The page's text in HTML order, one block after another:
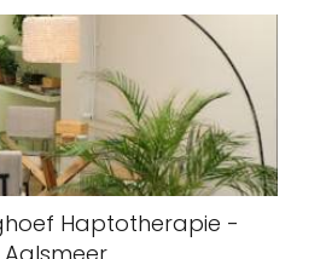
Haptotherapie -